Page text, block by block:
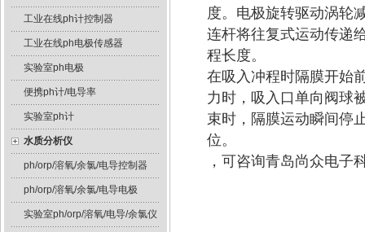
工业在线ph计控制器
工业在线ph电极传感器
实验室ph电极
便携ph计/电导率
实验室ph计
水质分析仪
ph/orp/溶氧/余氯/电导控制器
ph/orp/溶氧/余氯/电导电极
实验室ph/orp/溶氧/电导/余氯仪
度。电极旋转驱动涡轮
连杆将往复式运动传递
程长度。
在吸入冲程时隔膜开始
力时，吸入口单向阀球
束时，隔膜运动瞬间停
位。
，可咨询青岛尚众电子